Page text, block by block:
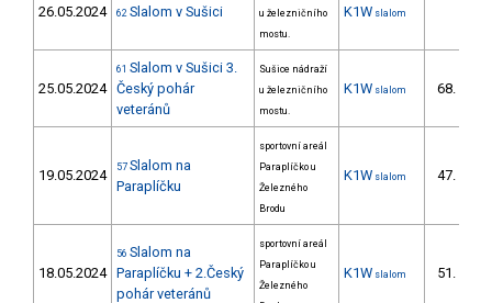
26.05.2024 62 Slalom v Sušici
u železničního
mostu.
K1W slalom
25.05.2024
61 Slalom v Sušici 3.
Český pohár
veteránů
Sušice nádraží
u železničního
mostu.
K1W slalom 68.
19.05.2024 57 Slalom na
Paraplíčku
sportovní areál
Paraplíčko u
Železného
Brodu
K1W slalom 47.
18.05.2024
56 Slalom na
Paraplíčku + 2.Český
pohár veteránů
sportovní areál
Paraplíčko u
Železného
K1W slalom 51.